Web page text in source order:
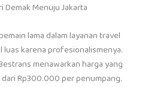
Demak Menuju Jakarta
lama dalam layanan travel
karena profesionalismenya.
menawarkan harga yang
Rp300.000 per penumpang.